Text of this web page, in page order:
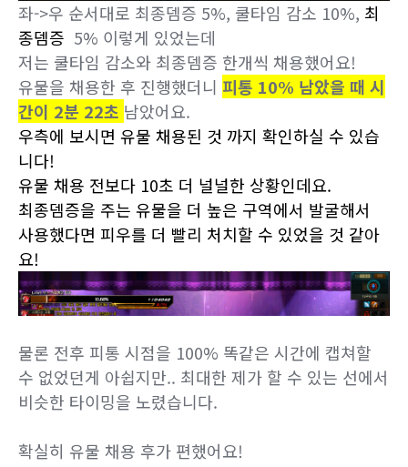
좌->우 순서대로 최종뎀증 5%, 쿨타임 감소 10%, 최
종뎀증 5% 이렇게 있었는데
저는 쿨타임 감소와 최종뎀증 한개씩 채용했어요!
유물을 채용한 후 진행했더니 피통 10% 남았을 때 시
간이 2분 22초 남았어요.
우측에 보시면 유물 채용된 것 까지 확인하실 수 있습
니다!
유물 채용 전보다 10초 더 널널한 상황인데요.
최종뎀증을 주는 유물을 더 높은 구역에서 발굴해서
사용했다면 피우를 더 빨리 처치할 수 있었을 것 같아
요!
물론 전후 피통 시점을 100% 똑같은 시간에 캡쳐할
수 없었던게 아쉽지만.. 최대한 제가 할 수 있는 선에서
비슷한 타이밍을 노렸습니다.
확실히 유물 채용 후가 편했어요!